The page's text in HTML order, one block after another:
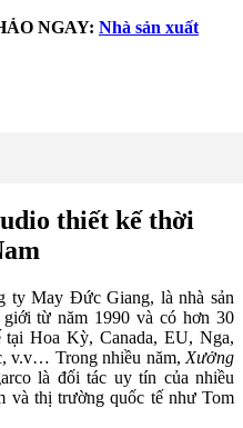
NGAY: Nhà sản xuất
thiết kế thời
ty May Đức Giang, là nhà sản
giới từ năm 1990 và có hơn 30
tại Hoa Kỳ, Canada, EU, Nga,
v.v… Trong nhiều năm, Xưởng
là đối tác uy tín của nhiều
và thị trường quốc tế như Tom